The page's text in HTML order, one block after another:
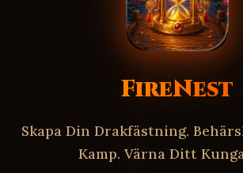
FireNest
Skapa Din Drakfästning.
Kamp. Värna Ditt